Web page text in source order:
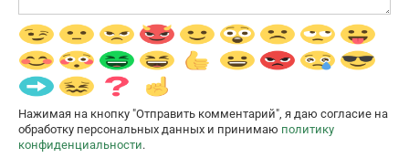
Нажимая на кнопку "Отправить комментарий", я даю согласие на
обработку персональных данных и принимаю политику
конфиденциальности.